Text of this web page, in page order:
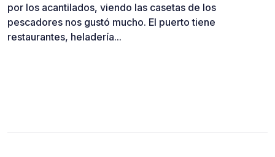
por los acantilados, viendo las casetas de los
pescadores nos gustó mucho. El puerto tiene
restaurantes, heladería...